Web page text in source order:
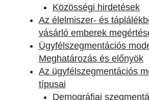
Közösségi hirdetések
Az élelmiszer- és
vásárló emberek
Ügyfélszegmentációs
Meghatározás és előnyök
Az ügyfélszegmentációs
típusai
Demográfiai